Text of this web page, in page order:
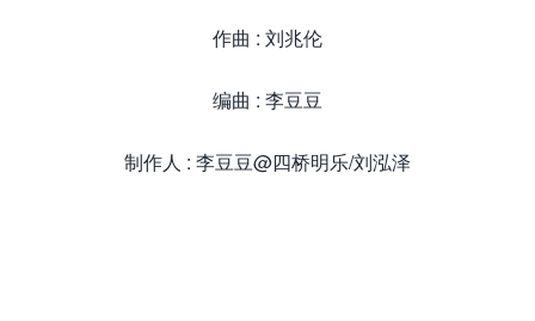
作曲 : 刘兆伦
编曲 : 李豆豆
制作人 : 李豆豆@四桥明乐/刘泓泽